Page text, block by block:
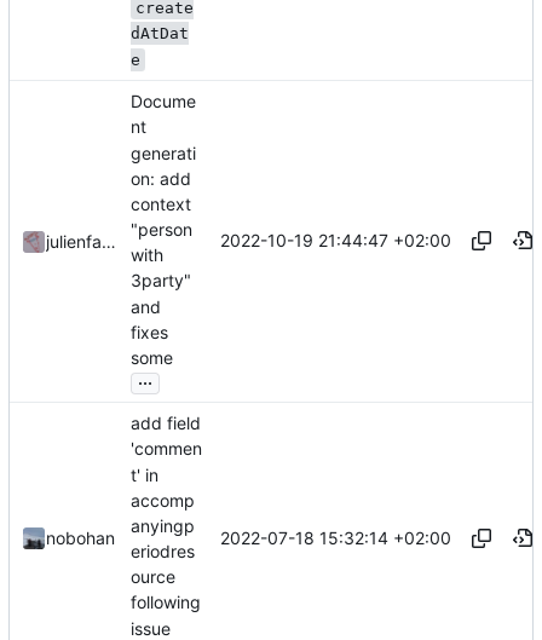
create
dAtDat
e
julienfastre
Docume
nt
generati
on: add
context
"person
with
3party"
and
fixes
some
...
2022-10-19 21:44:47 +02:00
nobohan
add field
'commen
t' in
accomp
anyingp
eriodres
ource
following
issue
2022-07-18 15:32:14 +02:00